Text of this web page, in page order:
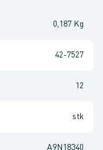
0,187 Kg
42-7527
12
stk
A9N18340